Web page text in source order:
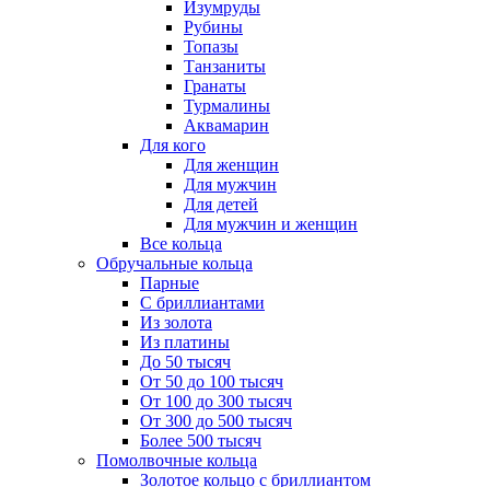
Изумруды
Рубины
Топазы
Танзаниты
Гранаты
Турмалины
Аквамарин
Для кого
Для женщин
Для мужчин
Для детей
Для мужчин и женщин
Все кольца
Обручальные кольца
Парные
С бриллиантами
Из золота
Из платины
До 50 тысяч
От 50 до 100 тысяч
От 100 до 300 тысяч
От 300 до 500 тысяч
Более 500 тысяч
Помолвочные кольца
Золотое кольцо с бриллиантом